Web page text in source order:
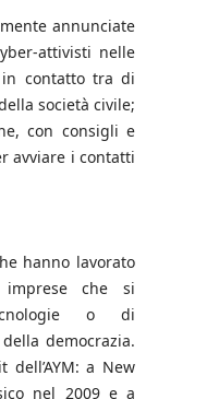
annunciate
attivisti nelle
contatto tra di
società civile;
con consigli e
avviare i contatti
hanno lavorato
che si
o di
democrazia.
a New
nel 2009 e a